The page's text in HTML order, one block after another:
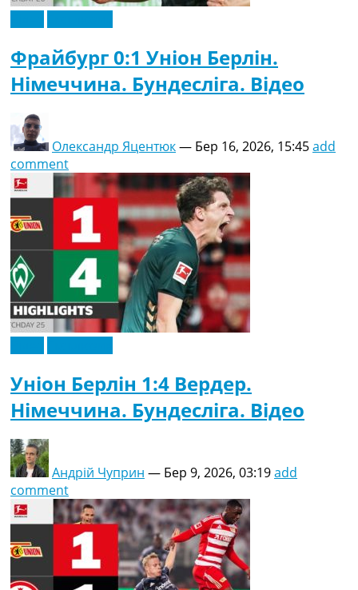
Фрайбург 0:1 Уніон Берлін.
Німеччина. Бундесліга. Відео
Олександр Яцентюк— Бер 16, 2026, 15:45add
comment
Уніон Берлін 1:4 Вердер.
Німеччина. Бундесліга. Відео
Андрій Чуприн — Бер 9, 2026, 03:19add
comment